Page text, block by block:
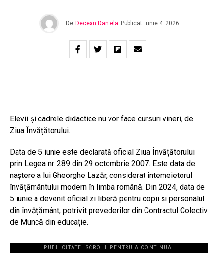
De Decean Daniela Publicat iunie 4, 2026
Elevii și cadrele didactice nu vor face cursuri vineri, de
Ziua Învățătorului.
Data de 5 iunie este declarată oficial Ziua Învățătorului
prin Legea nr. 289 din 29 octombrie 2007. Este data de
naștere a lui Gheorghe Lazăr, considerat întemeietorul
învățământului modern în limba română. Din 2024, data de
5 iunie a devenit oficial zi liberă pentru copii și personalul
din învățământ, potrivit prevederilor din Contractul Colectiv
de Muncă din educație.
PUBLICITATE. SCROLL PENTRU A CONTINUA.